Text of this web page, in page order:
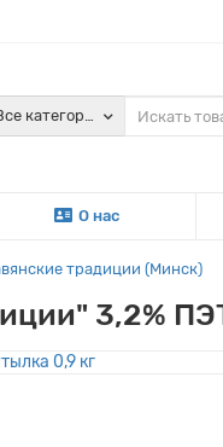
категории
О нас
традиции (Минск)
3,2%